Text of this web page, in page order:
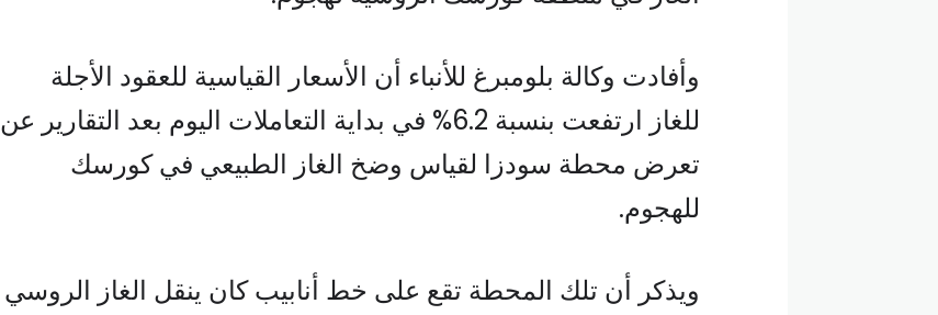
وأفادت وكالة بلومبرغ للأنباء أن الأسعار القياسية للعقود الأجلة
للغاز ارتفعت بنسبة 6.2% في بداية التعاملات اليوم بعد التقارير عن
تعرض محطة سودزا لقياس وضخ الغاز الطبيعي في كورسك
للهجوم.
ويذكر أن تلك المحطة تقع على خط أنابيب كان ينقل الغاز الروسي